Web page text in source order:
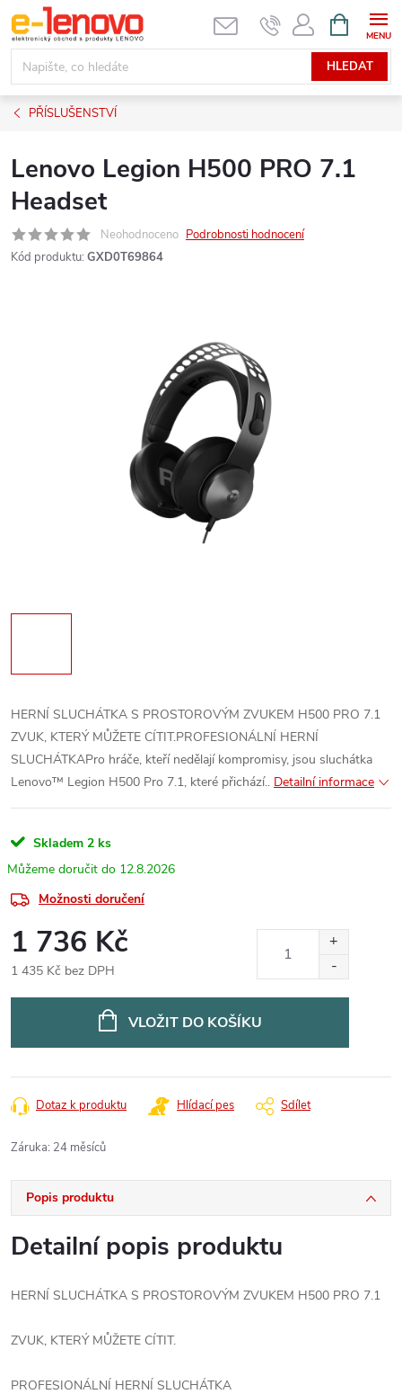
Přejít
na
obsah
HLEDAT
NÁKUPNÍ
KOŠÍK
PŘÍSLUŠENSTVÍ
Lenovo Legion H500 PRO 7.1
Headset
Neohodnoceno Podrobnosti hodnocení
Kód produktu: GXD0T69864
HERNÍ SLUCHÁTKA S PROSTOROVÝM ZVUKEM H500 PRO 7.1
ZVUK, KTERÝ MŮŽETE CÍTIT.PROFESIONÁLNÍ HERNÍ
SLUCHÁTKAPro hráče, kteří nedělají kompromisy, jsou sluchátka
Lenovo™ Legion H500 Pro 7.1, které přichází.. Detailní informace
Skladem 2 ks
12.8.2026
Možnosti doručení
1 736 Kč
1 435 Kč bez DPH
VLOŽIT DO KOŠÍKU
Dotaz k produktu Hlídací pes Sdílet
Záruka: 24 měsíců
Popis produktu
Detailní popis produktu
HERNÍ SLUCHÁTKA S PROSTOROVÝM ZVUKEM H500 PRO 7.1
ZVUK, KTERÝ MŮŽETE CÍTIT.
PROFESIONÁLNÍ HERNÍ SLUCHÁTKA